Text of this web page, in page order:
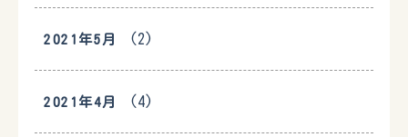
2021年5月 (2)
2021年4月 (4)